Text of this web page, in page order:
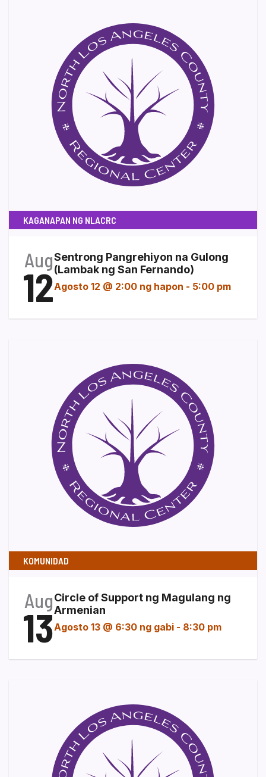
KAGANAPAN NG NLACRC
Aug
12
Sentrong Pangrehiyon na Gulong
(Lambak ng San Fernando)
Agosto 12 @ 2:00 ng hapon - 5:00 pm
KOMUNIDAD
Aug
13
Circle of Support ng Magulang ng
Armenian
Agosto 13 @ 6:30 ng gabi - 8:30 pm